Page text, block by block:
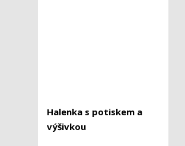
Halenka s potiskem a
výšivkou